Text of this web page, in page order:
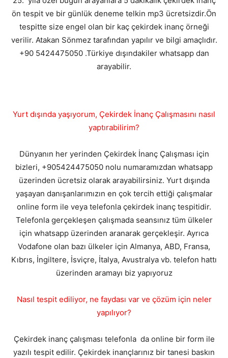
ön tespit ve bir günlük deneme telkin mp3 ücretsizdir.Ön
tespitte size engel olan bir kaç çekirdek inanç örneği
verilir. Atakan Sönmez tarafından yapılır ve bilgi amaçlıdır.
+90 5424475050 .Türkiye dışındakiler whatsapp dan
arayabilir.
Yurt dışında yaşıyorum, Çekirdek İnanç Çalışmasını nasıl
yaptırabilirim?
Dünyanın her yerinden Çekirdek İnanç Çalışması için
bizleri, +905424475050 nolu numaramızdan whatsapp
üzerinden ücretsiz olarak arayabilirsiniz. Yurt dışında
yaşayan danışanlarımızın en çok tercih ettiği çalışmalar
online form ile veya telefonla çekirdek inanç tespitidir.
Telefonla gerçekleşen çalışmada seansınız tüm ülkeler
için whatsapp üzerinden aranarak gerçekleşir. Ayrıca
Vodafone olan bazı ülkeler için Almanya, ABD, Fransa,
Kıbrıs, İngiltere, İsviçre, İtalya, Avustralya vb. telefon hattı
üzerinden aramayı biz yapıyoruz
Nasıl tespit ediliyor, ne faydası var ve çözüm için neler
yapılıyor?
Çekirdek inanç çalışması telefonla da online bir form ile
yazılı tespit edilir. Çekirdek inançlarınız bir tanesi baskın